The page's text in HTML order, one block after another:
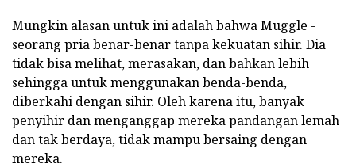
Mungkin alasan untuk ini adalah bahwa Muggle -
seorang pria benar-benar tanpa kekuatan sihir. Dia
tidak bisa melihat, merasakan, dan bahkan lebih
sehingga untuk menggunakan benda-benda,
diberkahi dengan sihir. Oleh karena itu, banyak
penyihir dan menganggap mereka pandangan lemah
dan tak berdaya, tidak mampu bersaing dengan
mereka.